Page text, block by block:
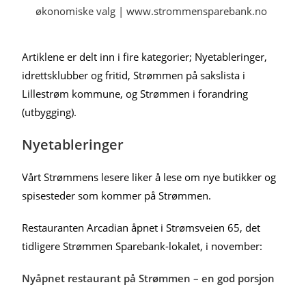
Artiklene er delt inn i fire kategorier; Nyetableringer,
idrettsklubber og fritid, Strømmen på sakslista i
Lillestrøm kommune, og Strømmen i forandring
(utbygging).
Nyetableringer
Vårt Strømmens lesere liker å lese om nye butikker og
spisesteder som kommer på Strømmen.
Restauranten Arcadian åpnet i Strømsveien 65, det
tidligere Strømmen Sparebank-lokalet, i november:
Nyåpnet restaurant på Strømmen – en god porsjon